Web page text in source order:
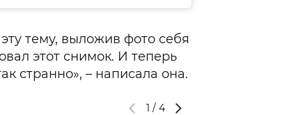
тему, выложив фото себя
этот снимок. И теперь
странно», – написала она.
1 / 4